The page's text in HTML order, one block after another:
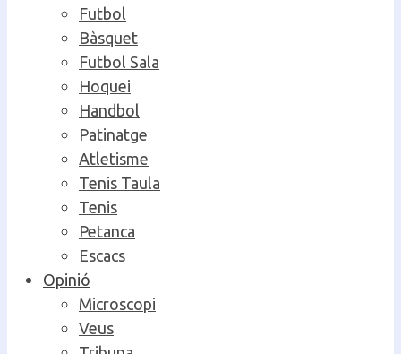
Futbol
Bàsquet
Futbol Sala
Hoquei
Handbol
Patinatge
Atletisme
Tenis Taula
Tenis
Petanca
Escacs
Opinió
Microscopi
Veus